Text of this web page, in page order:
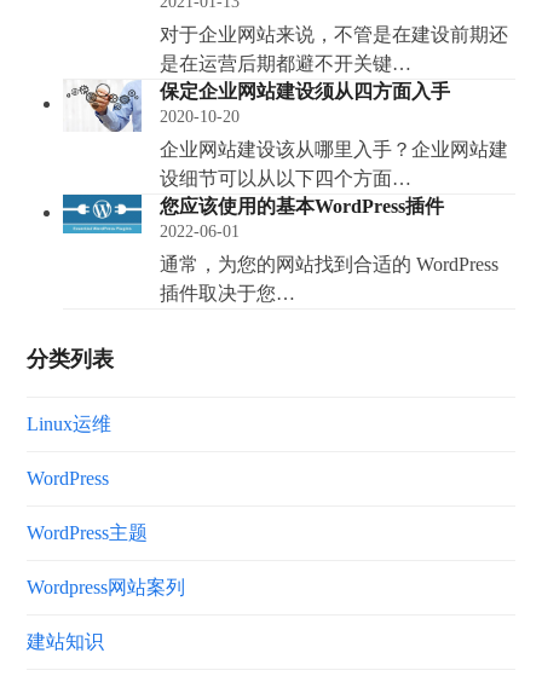
对于企业网站来说，不管是在建设前期还
是在运营后期都避不开关键…
保定企业网站建设须从四方面入手
2020-10-20
企业网站建设该从哪里入手？企业网站建
设细节可以从以下四个方面…
您应该使用的基本WordPress插件
2022-06-01
通常，为您的网站找到合适的 WordPress
插件取决于您…
分类列表
Linux运维
WordPress
WordPress主题
Wordpress网站案列
建站知识